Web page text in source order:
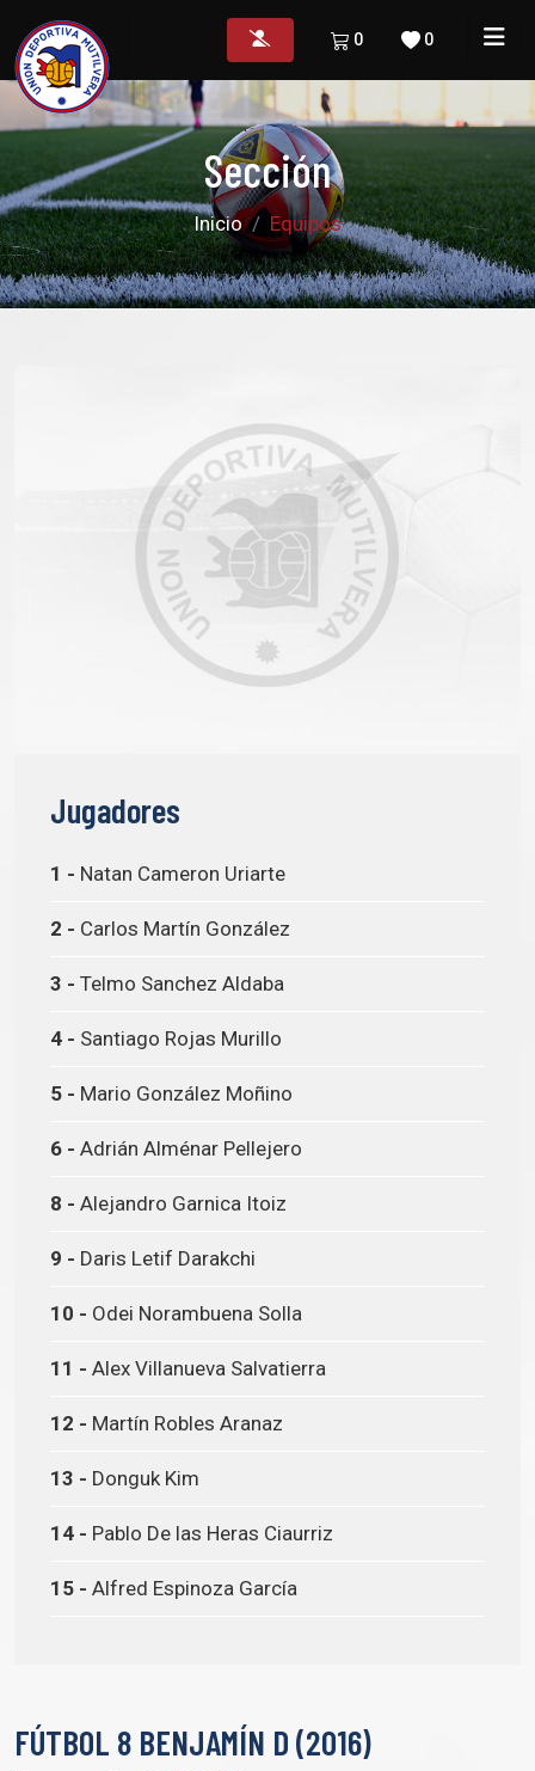
0
0
Sección
Inicio Equipos
Jugadores
1 - Natan Cameron Uriarte
2 - Carlos Martín González
3 - Telmo Sanchez Aldaba
4 - Santiago Rojas Murillo
5 - Mario González Moñino
6 - Adrián Alménar Pellejero
8 - Alejandro Garnica Itoiz
9 - Daris Letif Darakchi
10 - Odei Norambuena Solla
11 - Alex Villanueva Salvatierra
12 - Martín Robles Aranaz
13 - Donguk Kim
14 - Pablo De las Heras Ciaurriz
15 - Alfred Espinoza García
FÚTBOL 8 BENJAMÍN D (2016)